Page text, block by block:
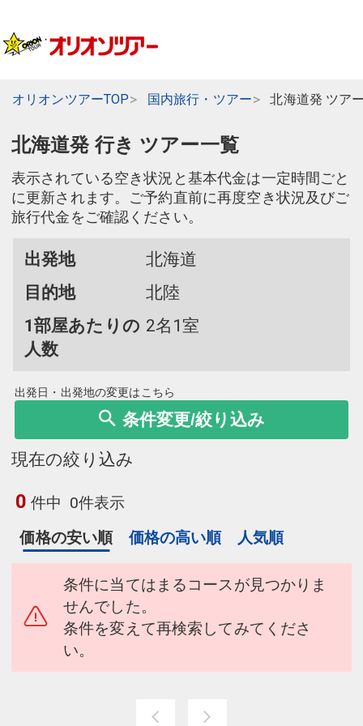
オリオンツアーTOP 国内旅行・ツアー 北海道発 ツア
北海道発 行き ツアー一覧
表示されている空き状況と基本代金は一定時間ごと
に更新されます。ご予約直前に再度空き状況及びご
旅行代金をご確認ください。
出発地
北海道
目的地
北陸
1部屋あたりの
人数
2名1室
出発日・出発地の変更はこちら
条件変更/絞り込み
現在の絞り込み
0 件中 0件表示
価格の安い順
価格の高い順 人気順
条件に当てはまるコースが見つかりま
せんでした。
条件を変えて再検索してみてくださ
い。